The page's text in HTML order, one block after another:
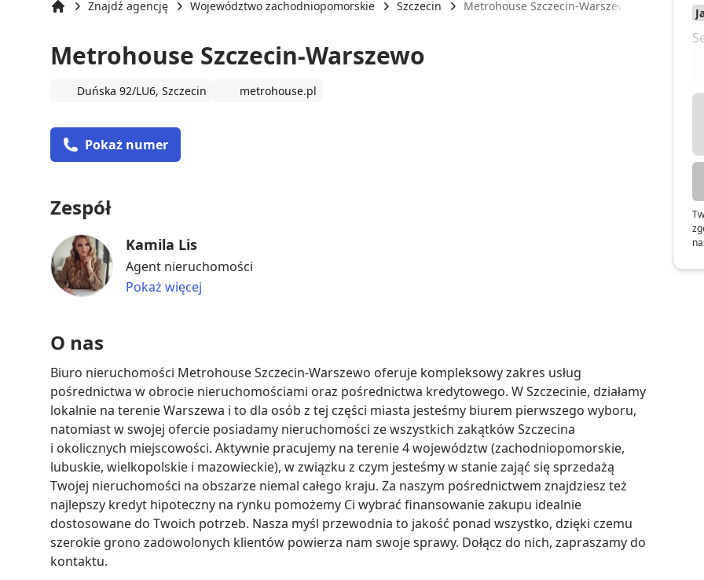
Znajdź agencję Województwo zachodniopomorskie Szczecin Metrohouse Szczecin-Warszewo
Metrohouse Szczecin-Warszewo
Duńska 92/LU6, Szczecin metrohouse.pl
Pokaż numer
Zespół
Kamila Lis
Agent nieruchomości
Pokaż więcej
O nas
Biuro nieruchomości Metrohouse Szczecin-Warszewo oferuje kompleksowy zakres usług
pośrednictwa w obrocie nieruchomościami oraz pośrednictwa kredytowego. W Szczecinie, działamy
lokalnie na terenie Warszewa i to dla osób z tej części miasta jesteśmy biurem pierwszego wyboru,
natomiast w swojej ofercie posiadamy nieruchomości ze wszystkich zakątków Szczecina
i okolicznych miejscowości. Aktywnie pracujemy na terenie 4 województw (zachodniopomorskie,
lubuskie, wielkopolskie i mazowieckie), w związku z czym jesteśmy w stanie zająć się sprzedażą
Twojej nieruchomości na obszarze niemal całego kraju. Za naszym pośrednictwem znajdziesz też
najlepszy kredyt hipoteczny na rynku pomożemy Ci wybrać finansowanie zakupu idealnie
dostosowane do Twoich potrzeb. Nasza myśl przewodnia to jakość ponad wszystko, dzięki czemu
szerokie grono zadowolonych klientów powierza nam swoje sprawy. Dołącz do nich, zapraszamy do
kontaktu.